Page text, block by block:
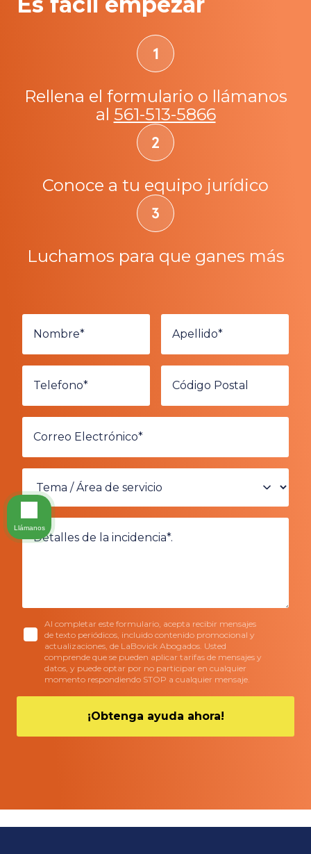
Rellena el formulario o llámanos
al 561-513-5866
Conoce a tu equipo jurídico
Luchamos para que ganes más
Al completar este formulario, acepta recibir mensajes
de texto periódicos, incluido contenido promocional y
actualizaciones, de LaBovick Abogados. Usted
comprende que se pueden aplicar tarifas de mensajes y
datos, y puede optar por no participar en cualquier
momento respondiendo STOP a cualquier mensaje.
Llámanos